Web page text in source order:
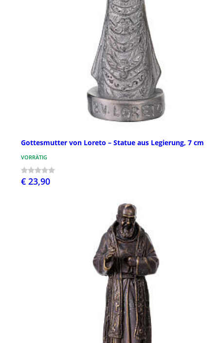
Gottesmutter von Loreto – Statue aus Legierung, 7 cm
VORRÄTIG
€ 23,90